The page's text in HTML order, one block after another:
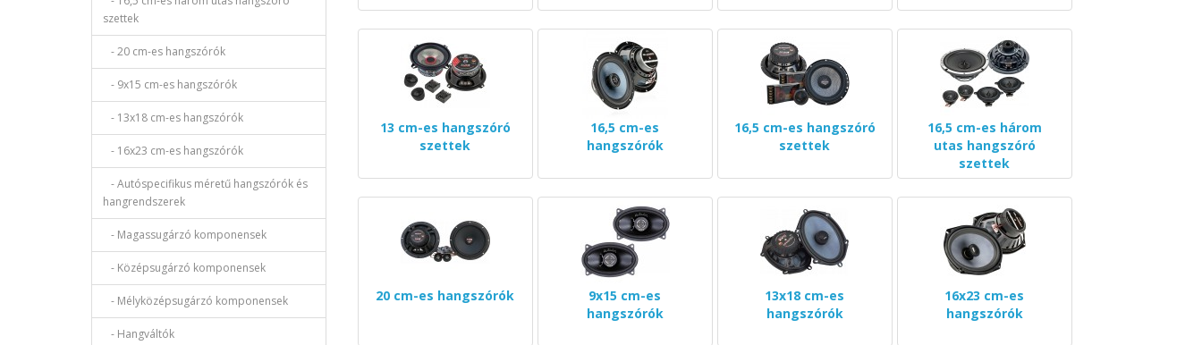
szettek
- 20 cm-es hangszórók
- 9x15 cm-es hangszórók
- 13x18 cm-es hangszórók
- 16x23 cm-es hangszórók
- Autóspecifikus méretű hangszórók és
hangrendszerek
- Magassugárzó komponensek
- Középsugárzó komponensek
- Mélyközépsugárzó komponensek
- Hangváltók
13 cm-es hangszóró
szettek
16,5 cm-es
hangszórók
16,5 cm-es hangszóró
szettek
16,5 cm-es három
utas hangszóró
szettek
20 cm-es hangszórók
9x15 cm-es
hangszórók
13x18 cm-es
hangszórók
16x23 cm-es
hangszórók